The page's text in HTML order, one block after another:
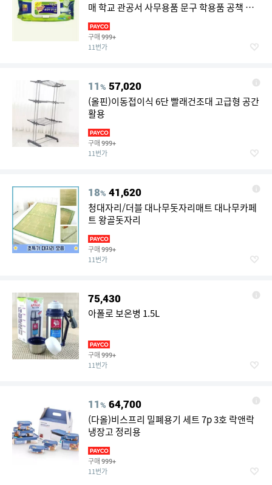
매 학교 관공서 사무용품 문구 학용품 공책 라
벨 필기구
구매 999+
11번가
11% 57,020
(올핀)이동접이식 6단 빨래건조대 고급형 공간
활용
구매 999+
11번가
18% 41,620
청대자리/더블 대나무돗자리매트 대나무카페
트 왕골돗자리
구매 999+
11번가
75,430
아폴로 보온병 1.5L
구매 999+
11번가
11% 64,700
(다올)비스프리 밀폐용기 세트 7p 3호 락앤락
냉장고 정리용
구매 999+
11번가